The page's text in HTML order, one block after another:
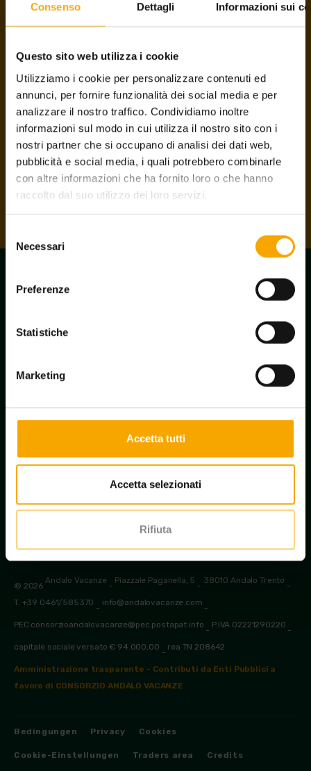
Consenso Dettagli Informazioni sui
Questo sito web utilizza i cookie
Utilizziamo i cookie per personalizzare contenuti ed
annunci, per fornire funzionalità dei social media e per
analizzare il nostro traffico. Condividiamo inoltre
informazioni sul modo in cui utilizza il nostro sito con i
nostri partner che si occupano di analisi dei dati web,
pubblicità e social media, i quali potrebbero combinarle
con altre informazioni che ha fornito loro o che hanno
raccolto dal suo utilizzo dei loro servizi.
delNecessari
Preferenze
Statistiche
Marketing
Accetta tutti
Accetta selezionati
Rifiuta
Die Servicekarte bietet Ihnen zahlreiche
Ermäßigungen und Vorteileauf der gesamten Paganella-
Hochebene, in Andalo, Molveno und Fai della Paganella. Alle
die in den Hotels, Ferienwohnungen und Appartements
übernachten, die dem Konsortium Andalo Vacanze
angeschlossen sind, erhalten die Karte kostenlos.
Die Karte holen
Newsletter-Anmeldung
© 2026
Andalo Vacanze
-
Piazzale Paganella, 5
-
38010 Andalo Trento
-
T. +39 0461/585370
-
info@andalovacanze.com
-
PEC consorzioandalovacanze@pec.postapat.info
-
P.IVA 02221290220
-
capitale sociale versato € 94.000,00
-
rea TN 208642
Amministrazione trasparente - Contributi da Enti Pubblici a
favore di CONSORZIO ANDALO VACANZE
Bedingungen Privacy Cookies
Cookie-Einstellungen Traders area Credits